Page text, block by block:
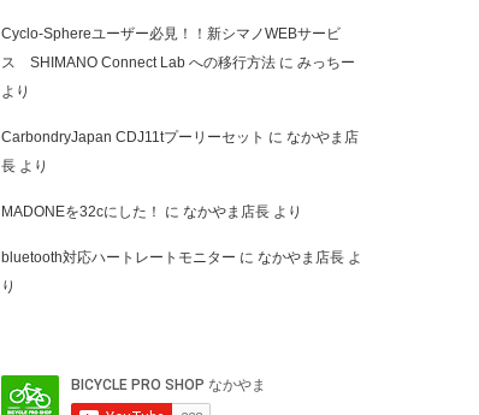
Cyclo-Sphereユーザー必見！！新シマノWEBサービ
ス SHIMANO Connect Lab への移行方法 に みっちー
より
CarbondryJapan CDJ11tプーリーセット に なかやま店
長 より
MADONEを32cにした！ に なかやま店長 より
bluetooth対応ハートレートモニター に なかやま店長 よ
り